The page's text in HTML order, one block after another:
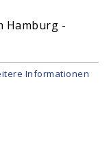
Hamburg -
Informationen